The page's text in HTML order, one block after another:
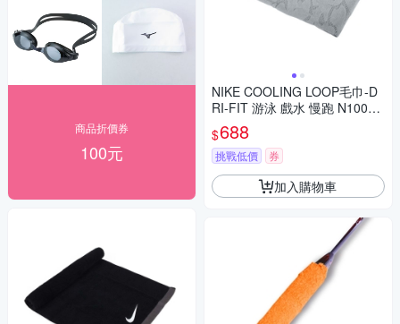
商品折價券
100元
NIKE COOLING LOOP毛巾-D
RI-FIT 游泳 戲水 慢跑 N10016
19074OS 灰白
$688
挑戰低價 券
加入購物車